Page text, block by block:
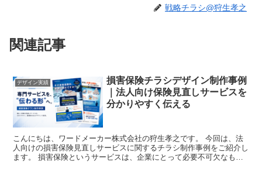
戦略チラシ@狩生孝之
関連記事
デザイン実績
損害保険チラシデザイン制作事例
｜法人向け保険見直しサービスを
分かりやすく伝える
こんにちは、ワードメーカー株式会社の狩生孝之です。 今回は、法
人向けの損害保険見直しサービスに関するチラシ制作事例をご紹介し
ます。 損害保険というサービスは、企業にとって必要不可欠なもの